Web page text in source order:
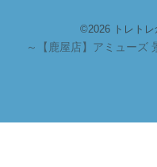
©2026 トレトレ
～
【鹿屋店】アミューズ